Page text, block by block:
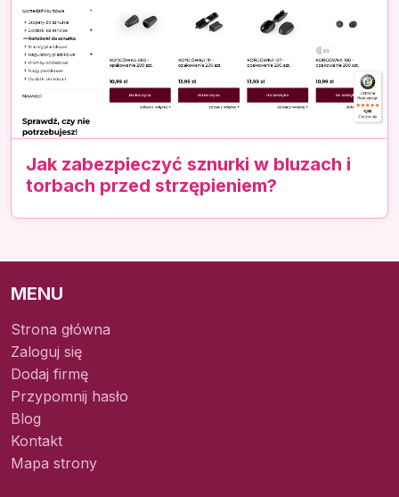
Jak zabezpieczyć sznurki w bluzach i
torbach przed strzępieniem?
MENU
Strona główna
Zaloguj się
Dodaj firmę
Przypomnij hasło
Blog
Kontakt
Mapa strony